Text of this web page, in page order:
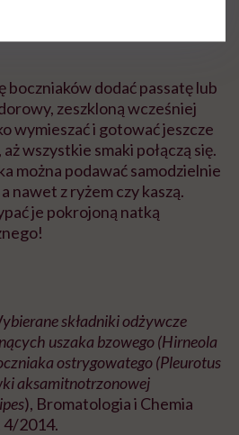
boczniaków dodać passatę lub
zeszkloną wcześniej
wymieszać i gotować jeszcze
wszystkie smaki połączą się.
można podawać samodzielnie
nawet z ryżem czy kaszą.
je pokrojoną natką
składniki odżywcze
uszaka bzowego (Hirneola
ostrygowatego (Pleurotus
aksamitnotrzonowej
), Bromatologia i Chemia
4/2014.